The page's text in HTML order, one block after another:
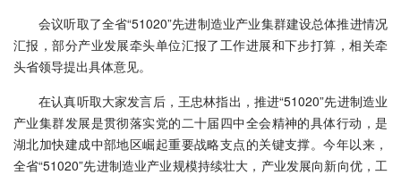
会议听取了全省“51020”先进制造业产业集群建设总体推进情况
汇报，部分产业发展牵头单位汇报了工作进展和下步打算，相关牵
头省领导提出具体意见。
在认真听取大家发言后，王忠林指出，推进“51020”先进制造业
产业集群发展是贯彻落实党的二十届四中全会精神的具体行动，是
湖北加快建成中部地区崛起重要战略支点的关键支撑。今年以来，
全省“51020”先进制造业产业规模持续壮大，产业发展向新向优，工